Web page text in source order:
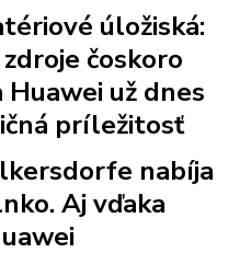
úložiská:
čoskoro
už dnes
príležitosť
nabíja
Aj vďaka